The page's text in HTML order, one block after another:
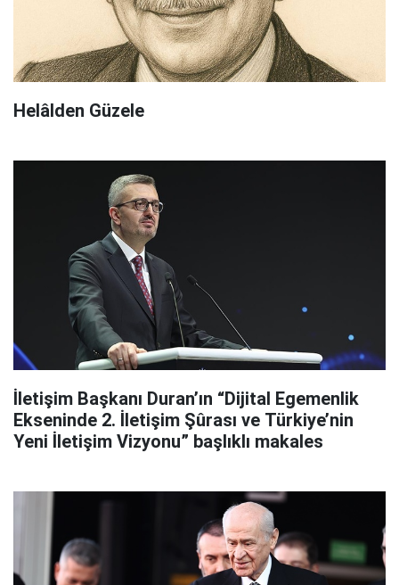
Helâlden Güzele
İletişim Başkanı Duran’ın “Dijital Egemenlik
Ekseninde 2. İletişim Şûrası ve Türkiye’nin
Yeni İletişim Vizyonu” başlıklı makales